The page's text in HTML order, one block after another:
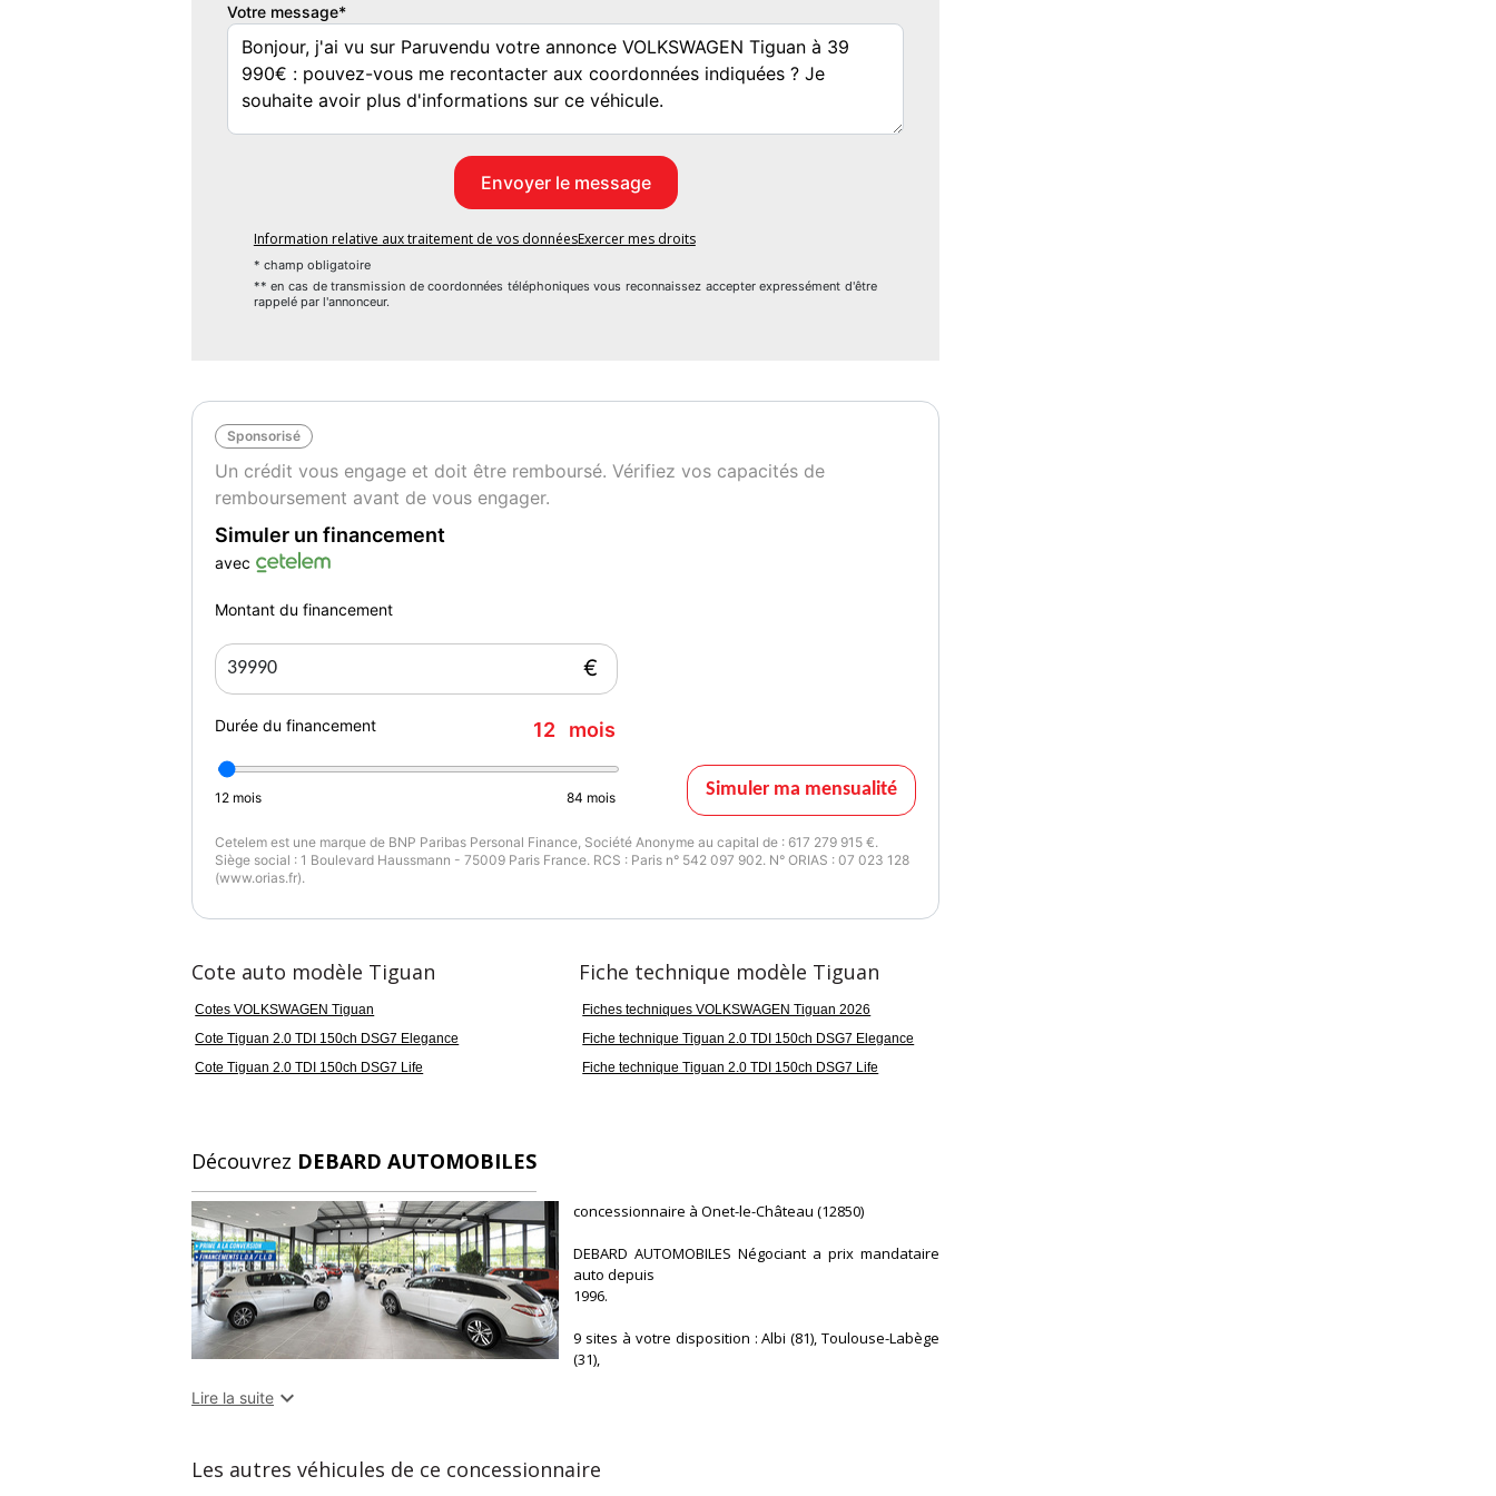
Votre message*
Information relative aux traitement de vos donnéesExercer mes droits
* champ obligatoire
** en cas de transmission de coordonnées téléphoniques vous reconnaissez accepter expressément d'être
rappelé par l'annonceur.
Sponsorisé
Un crédit vous engage et doit être remboursé. Vérifiez vos capacités de
remboursement avant de vous engager.
Simuler un financement
avec
Montant du financement
€
Durée du financement 12 mois
12 mois 84 mois Simuler ma mensualité
Cetelem est une marque de BNP Paribas Personal Finance, Société Anonyme au capital de : 617 279 915 €.
Siège social : 1 Boulevard Haussmann - 75009 Paris France. RCS : Paris n° 542 097 902. N° ORIAS : 07 023 128
(www.orias.fr).
Cote auto modèle Tiguan
Cotes VOLKSWAGEN Tiguan
Cote Tiguan 2.0 TDI 150ch DSG7 Elegance
Cote Tiguan 2.0 TDI 150ch DSG7 Life
Fiche technique modèle Tiguan
Fiches techniques VOLKSWAGEN Tiguan 2026
Fiche technique Tiguan 2.0 TDI 150ch DSG7 Elegance
Fiche technique Tiguan 2.0 TDI 150ch DSG7 Life
Découvrez DEBARD AUTOMOBILES
concessionnaire à Onet-le-Château (12850)
DEBARD AUTOMOBILES Négociant a prix mandataire
auto depuis
1996.
9 sites à votre disposition : Albi (81), Toulouse-Labège
(31),
voitures en
Lire la suite 
Les autres véhicules de ce concessionnaire